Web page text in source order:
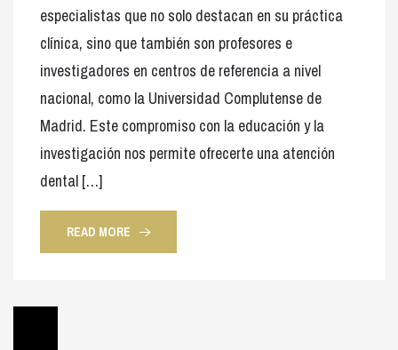
especialistas que no solo destacan en su práctica
clínica, sino que también son profesores e
investigadores en centros de referencia a nivel
nacional, como la Universidad Complutense de
Madrid. Este compromiso con la educación y la
investigación nos permite ofrecerte una atención
dental […]
READ MORE